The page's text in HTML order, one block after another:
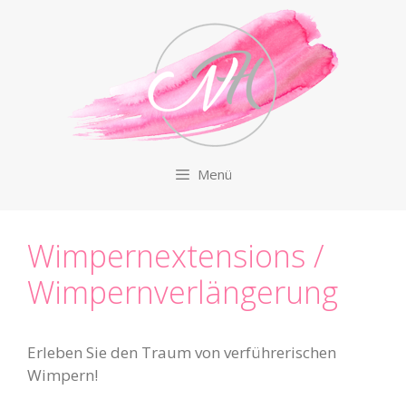
Menü
Wimpernextensions /
Wimpernverlängerung
Erleben Sie den Traum von verführerischen
Wimpern!